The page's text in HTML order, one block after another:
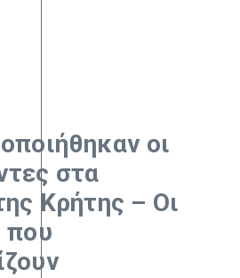
οι
στα
Κρήτης – Οι
που